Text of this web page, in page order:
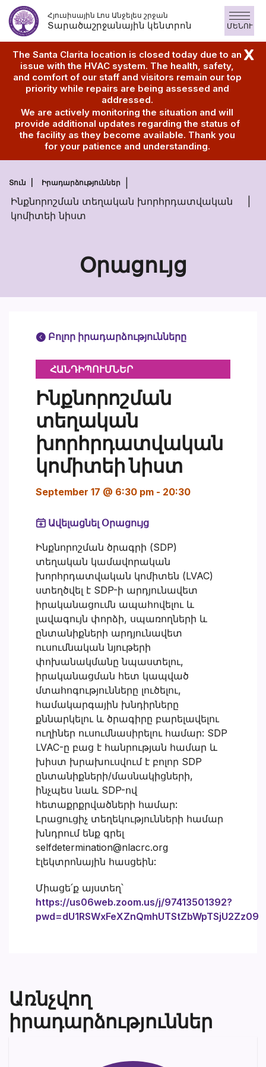
Անցնել
բովանդակությանըՀյուսիսային Լոս Անջելես շրջան
Տարածաշրջանային կենտրոն ՄԵՆՈՒ
The Santa Clarita location is closed today due to an
issue with the HVAC system. The health, safety,
and comfort of our staff and visitors remain our top
priority while repairs are being assessed and
addressed.
We are actively monitoring the situation and will
provide additional updates regarding the status of
the facility as they become available. Thank you
for your patience and understanding.
X
Տուն Իրադարձություններ
Ինքնորոշման տեղական խորհրդատվական
կոմիտեի նիստ
Օրացույց
Բոլոր իրադարձությունները
ՀԱՆԴԻՊՈՒՄՆԵՐ
Ինքնորոշման
տեղական
խորհրդատվական
կոմիտեի նիստ
September 17 @ 6:30 pm - 20:30
Ավելացնել Օրացույց
Ինքնորոշման ծրագրի (SDP)
տեղական կամավորական
խորհրդատվական կոմիտեն (LVAC)
ստեղծվել է SDP-ի արդյունավետ
իրականացումն ապահովելու և
լավագույն փորձի, սպառողների և
ընտանիքների արդյունավետ
ուսումնական նյութերի
փոխանակմանը նպաստելու,
իրականացման հետ կապված
մտահոգությունները լուծելու,
համակարգային խնդիրները
քննարկելու և ծրագիրը բարելավելու
ուղիներ ուսումնասիրելու համար: SDP
LVAC-ը բաց է հանրության համար և
խիստ խրախուսվում է բոլոր SDP
ընտանիքների/մասնակիցների,
ինչպես նաև SDP-ով
հետաքրքրվածների համար:
Լրացուցիչ տեղեկությունների համար
խնդրում ենք գրել
selfdetermination@nlacrc.org
էլեկտրոնային հասցեին:
Միացե՛ք այստեղ՝
https://us06web.zoom.us/j/97413501392?
pwd=dU1RSWxFeXZnQmhUTStZbWpTSjU2Zz09
Առնչվող
իրադարձություններ